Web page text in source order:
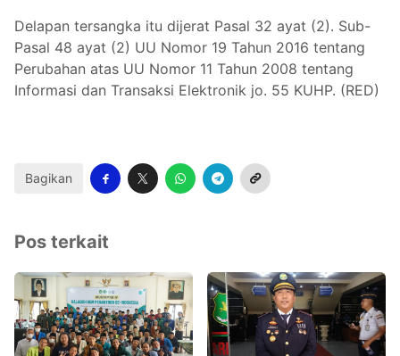
Delapan tersangka itu dijerat Pasal 32 ayat (2). Sub-
Pasal 48 ayat (2) UU Nomor 19 Tahun 2016 tentang
Perubahan atas UU Nomor 11 Tahun 2008 tentang
Informasi dan Transaksi Elektronik jo. 55 KUHP. (RED)
Bagikan
Pos terkait